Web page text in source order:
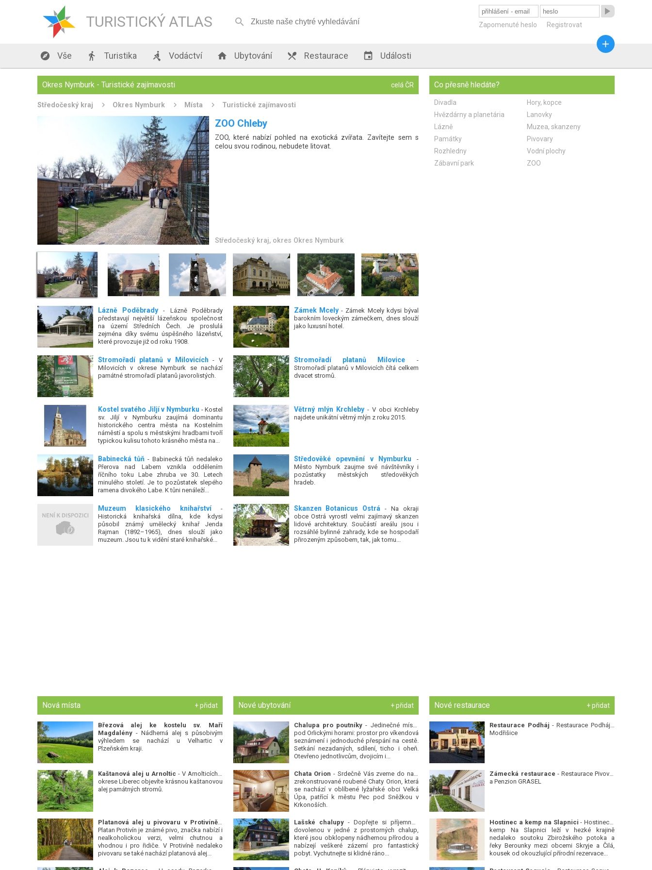
TURISTICKÝ ATLAS 

Zapomenuté heslo Registrovat
 Vše  Turistika  Vodáctví  Ubytování  Restaurace  Události

Okres Nymburk - Turistické zajímavosti celá ČR
Středočeský kraj Okres Nymburk Místa Turistické zajímavosti
ZOO Chleby
ZOO, které nabízí pohled na exotická zvířata. Zavítejte sem s
celou svou rodinou, nebudete litovat.
Středočeský kraj, okres Okres Nymburk
Zámek Mcely- Zámek Mcely kdysi býval
barokním loveckým zámečkem, dnes slouží
jako luxusní hotel.
Lázně Poděbrady - Lázně Poděbrady
představují největší lázeňskou společnost
na území Středních Čech. Je proslulá
zejména díky svému úspěšného lázeňství,
které provozuje již od roku 1908.
Stromořadí platanů Milovice -
Stromořadí platanů v Milovicích čítá celkem
dvacet stromů.
Stromořadí platanů v Milovicích - V
Milovicích v okrese Nymburk se nachází
památné stromořadí platanů javorolistých.
Větrný mlýn Krchleby- V obci Krchleby
najdete unikátní větrný mlýn z roku 2015.
Kostel svatého Jiljí v Nymburku - Kostel
sv. Jiljí v Nymburku zaujímá dominantu
historického centra města na Kostelním
náměstí a spolu s městskými hradbami tvoří
typickou kulisu tohoto krásného města na...
Středověké opevnění v Nymburku -
Město Nymburk zaujme své návštěvníky i
pozůstatky městských středověkých
hradeb.
Babinecká tůň- Babinecká tůň nedaleko
Přerova nad Labem vznikla oddělením
říčního toku Labe zhruba ve 30. Letech
minulého století. Je to pozůstatek slepého
ramena divokého Labe. K tůni nenáleží...
Skanzen Botanicus Ostrá - Na okraji
obce Ostrá vyrostl velmi zajímavý skanzen
lidové architektury. Součástí areálu jsou i
rozsáhlé bylinné zahrady, kde se hospodaří
přirozeným způsobem, tak, jak tomu...
Muzeum klasického knihařství -
Historická knihařská dílna, kde kdysi
působil známý umělecký knihař Jenda
Rajman (1892–1965), dnes slouží jako
muzeum. Jsou tu k vidění staré knihařské...
Co přesně hledáte?
Divadla
Hory, kopce
Hvězdárny a planetária
Lanovky
Lázně
Muzea, skanzeny
Památky
Pivovary
Rozhledny
Vodní plochy
Zábavní park
ZOO
Nová místa + přidat
Březová alej ke kostelu sv. Maří
Magdalény- Nádherná alej s působivým
výhledem se nachází u Velhartic v
Plzeňském kraji.
Kaštanová alej u Arnoltic - V Arnolticích v
okrese Liberec objevíte krásnou kaštanovou
alej památných stromů.
Platanová alej u pivovaru v Protivíně-
Platan Protivín je známé pivo, značka nabízí i
nealkoholickou verzi, velmi chutnou a
vhodnou i pro řidiče. V Protivíně nedaleko
pivovaru se také nachází platanová alej...
Nové ubytování + přidat
Chalupa pro poutníky - Jedinečné místo
pod Orlickými horami: prostor pro víkendová
seznámení i jednoduché přespání na cestě.
Setkání nezadaných, sdílení, ticho i oheň.
Otevřeno jednotlivcům, dvojicím i...
Chata Orion - Srdečně Vás zveme do naší
zrekonstruované roubené Chaty Orion, která
se nachází v oblíbené lyžařské obci Velká
Úpa, patřící k městu Pec pod Sněžkou v
Krkonoších.
Lašské chalupy- Dopřejte si příjemnou
dovolenou v jedné z prostorných chalup,
které jsou obklopeny nádhernou přírodou a
nabízejí veškeré zázemí pro fantastický
pobyt. Vychutnejte si klidné ráno...
Nové restaurace + přidat
Restaurace Podháj - Restaurace Podháj -
Modřišice
Zámecká restaurace - Restaurace Pivovar
a Penzion GRASEL
Hostinec a kemp na Slapnici - Hostinec a
kemp Na Slapnici leží v hezké krajině
nedaleko soutoku Zbirožského potoka a
řeky Berounky mezi obcemi Skryje a Čilá,
kousek od okouzlující přírodní rezervace...